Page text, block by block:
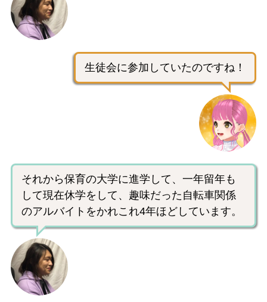
生徒会に参加していたのですね！
それから保育の大学に進学して、一年留年も
して現在休学をして、趣味だった自転車関係
のアルバイトをかれこれ4年ほどしています。